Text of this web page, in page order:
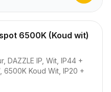
6500K (Koud wit)
DAZZLE IP, Wit, IP44 +
6500K Koud Wit, IP20 +